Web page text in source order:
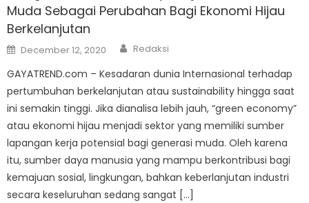
Muda Sebagai Perubahan Bagi Ekonomi Hijau
Berkelanjutan
Posted
on
December 12, 2020 Author
Redaksi
GAYATREND.com – Kesadaran dunia Internasional terhadap
pertumbuhan berkelanjutan atau sustainability hingga saat
ini semakin tinggi. Jika dianalisa lebih jauh, “green economy”
atau ekonomi hijau menjadi sektor yang memiliki sumber
lapangan kerja potensial bagi generasi muda. Oleh karena
itu, sumber daya manusia yang mampu berkontribusi bagi
kemajuan sosial, lingkungan, bahkan keberlanjutan industri
secara keseluruhan sedang sangat […]